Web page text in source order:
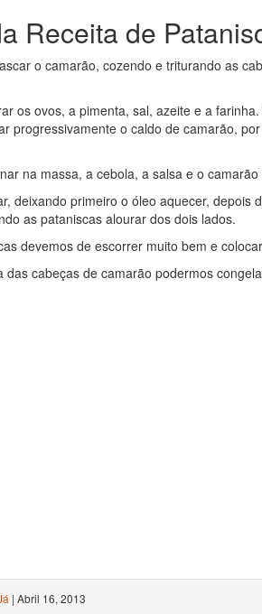
Receita de
o camarão, cozendo e triturando as
os ovos, a pimenta, sal, azeite e a
progressivamente o caldo de camarão,
na massa, a cebola, a salsa e o
deixando primeiro o óleo aquecer, depois
as pataniscas alourar dos dois lados.
devemos de escorrer muito bem e
das cabeças de camarão podermos
| Abril 16, 2013